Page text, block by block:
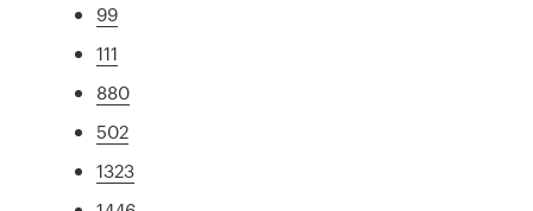
99
111
880
502
1323